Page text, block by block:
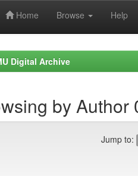
Home Browse Help
Digital Archive
by
Jump to: